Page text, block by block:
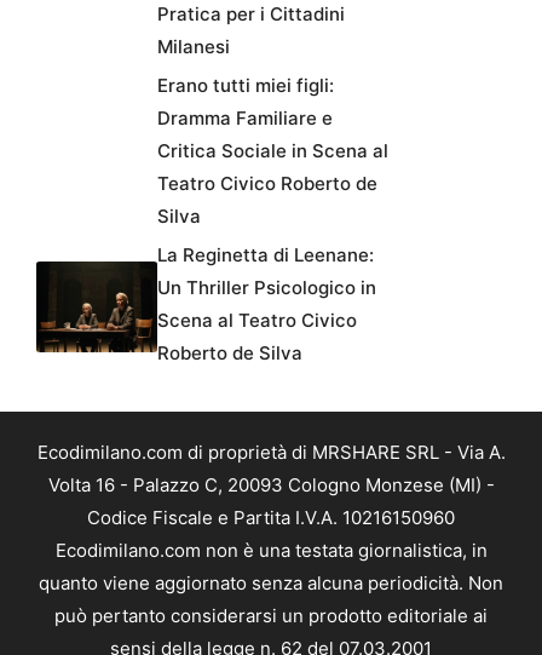
Pratica per i Cittadini
Milanesi
Erano tutti miei figli:
Dramma Familiare e
Critica Sociale in Scena al
Teatro Civico Roberto de
Silva
La Reginetta di Leenane:
Un Thriller Psicologico in
Scena al Teatro Civico
Roberto de Silva
Ecodimilano.com di proprietà di MRSHARE SRL - Via A.
Volta 16 - Palazzo C, 20093 Cologno Monzese (MI) -
Codice Fiscale e Partita I.V.A. 10216150960
Ecodimilano.com non è una testata giornalistica, in
quanto viene aggiornato senza alcuna periodicità. Non
può pertanto considerarsi un prodotto editoriale ai
sensi della legge n. 62 del 07.03.2001